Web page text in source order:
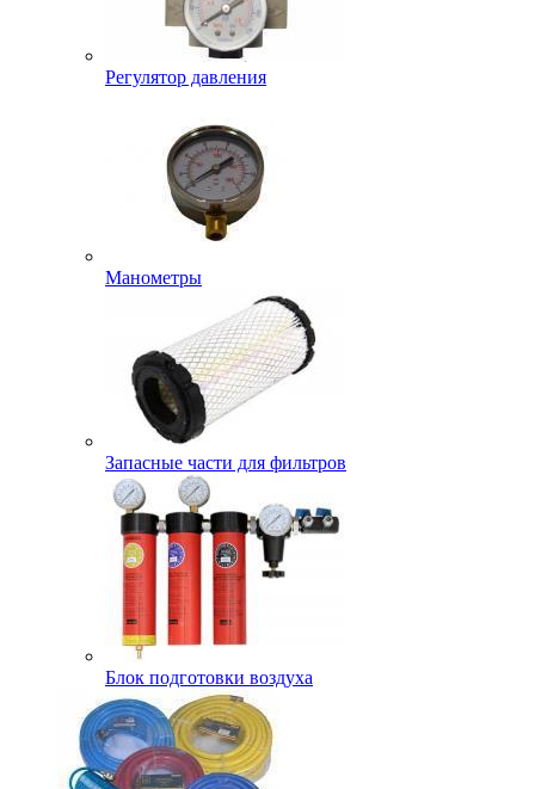
Регулятор давления
Манометры
Запасные части для фильтров
Блок подготовки воздуха